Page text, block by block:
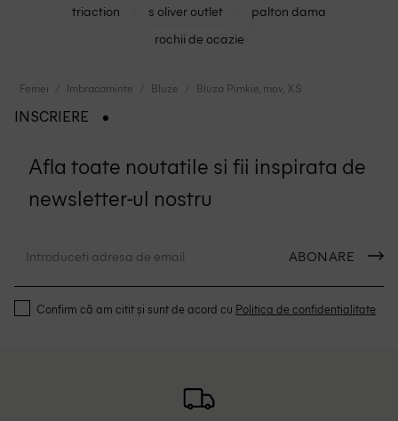
triaction
s oliver outlet
palton dama
rochii de ocazie
Femei Imbracaminte Bluze Bluza Pimkie, mov, XS
INSCRIERE
Afla toate noutatile si fii inspirata de
newsletter-ul nostru
ABONARE
Confirm că am citit și sunt de acord cu Politica de confidentialitate